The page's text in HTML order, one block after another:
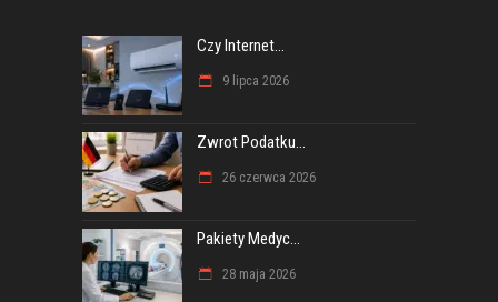
Czy Internet...
9 lipca 2026
Zwrot Podatku...
26 czerwca 2026
Pakiety Medyc...
28 maja 2026